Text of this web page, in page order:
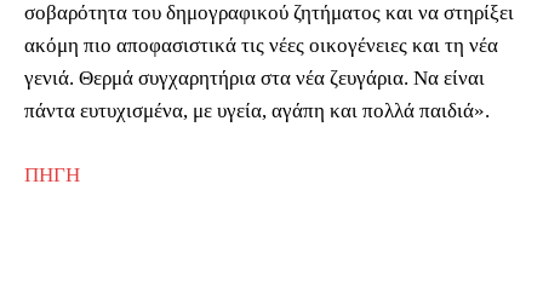
σοβαρότητα του δημογραφικού ζητήματος και να στηρίξει
ακόμη πιο αποφασιστικά τις νέες οικογένειες και τη νέα
γενιά. Θερμά συγχαρητήρια στα νέα ζευγάρια. Να είναι
πάντα ευτυχισμένα, με υγεία, αγάπη και πολλά παιδιά».
ΠΗΓΗ